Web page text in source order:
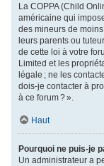
La COPPA (Child
américaine qui
des mineurs de
leurs parents ou
de cette loi à votre
Limited et les
légale ; ne les
dois-je contacter à
à ce forum ? ».
Haut
Pourquoi ne puis-je
Un administrateur a